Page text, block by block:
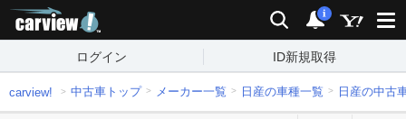
検索 通知
i
ログイン ID新規取得
carview! 中古車トップ メーカー一覧 日産の車種一覧 日産の中古